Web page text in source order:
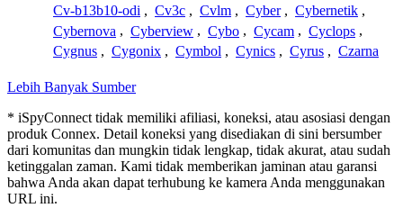
Cv-b13b10-odi , Cv3c , Cvlm , Cyber , Cybernetik ,
Cybernova , Cyberview , Cybo , Cycam , Cyclops ,
Cygnus , Cygonix , Cymbol , Cynics , Cyrus , Czarna
Lebih Banyak Sumber
* iSpyConnect tidak memiliki afiliasi, koneksi, atau asosiasi dengan
produk Connex. Detail koneksi yang disediakan di sini bersumber
dari komunitas dan mungkin tidak lengkap, tidak akurat, atau sudah
ketinggalan zaman. Kami tidak memberikan jaminan atau garansi
bahwa Anda akan dapat terhubung ke kamera Anda menggunakan
URL ini.